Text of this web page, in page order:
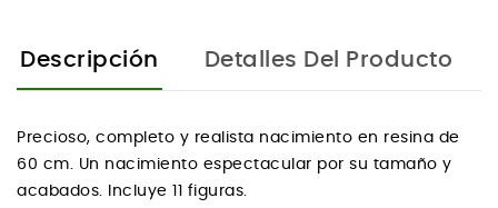
Descripción Detalles Del Producto
Precioso, completo y realista nacimiento en resina de
60 cm. Un nacimiento espectacular por su tamaño y
acabados. Incluye 11 figuras.